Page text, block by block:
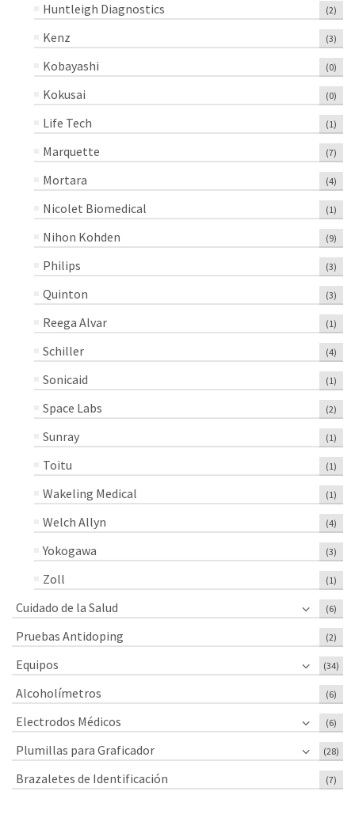
Huntleigh Diagnostics (2)
Kenz (3)
Kobayashi (0)
Kokusai (0)
Life Tech (1)
Marquette (7)
Mortara (4)
Nicolet Biomedical (1)
Nihon Kohden (9)
Philips (3)
Quinton (3)
Reega Alvar (1)
Schiller (4)
Sonicaid (1)
Space Labs (2)
Sunray (1)
Toitu (1)
Wakeling Medical (1)
Welch Allyn (4)
Yokogawa (3)
Zoll (1)
Cuidado de la Salud (6)
Pruebas Antidoping (2)
Equipos (34)
Alcoholímetros (6)
Electrodos Médicos (6)
Plumillas para Graficador (28)
Brazaletes de Identificación (7)